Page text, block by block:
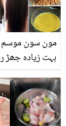
مون سون موسم
بہت زیادہ جھڑ
بنانے کے چند